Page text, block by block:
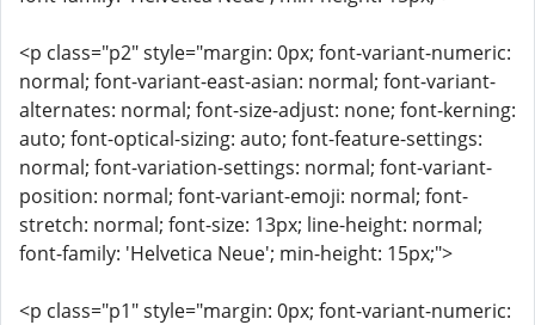
<p class="p2" style="margin: 0px; font-variant-numeric:
normal; font-variant-east-asian: normal; font-variant-
alternates: normal; font-size-adjust: none; font-kerning:
auto; font-optical-sizing: auto; font-feature-settings:
normal; font-variation-settings: normal; font-variant-
position: normal; font-variant-emoji: normal; font-
stretch: normal; font-size: 13px; line-height: normal;
font-family: 'Helvetica Neue'; min-height: 15px;">
<p class="p1" style="margin: 0px; font-variant-numeric: